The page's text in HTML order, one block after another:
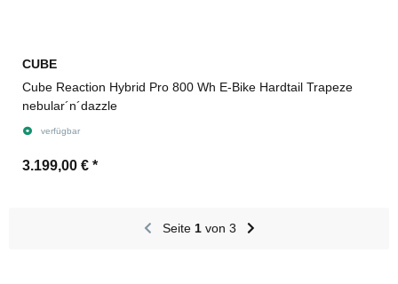
CUBE
Cube Reaction Hybrid Pro 800 Wh E-Bike Hardtail Trapeze
nebular´n´dazzle
verfügbar
3.199,00 € *
Seite 1von 3